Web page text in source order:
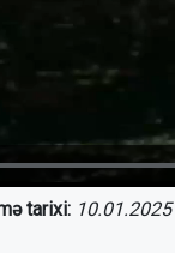
tarixi: 10.01.2025